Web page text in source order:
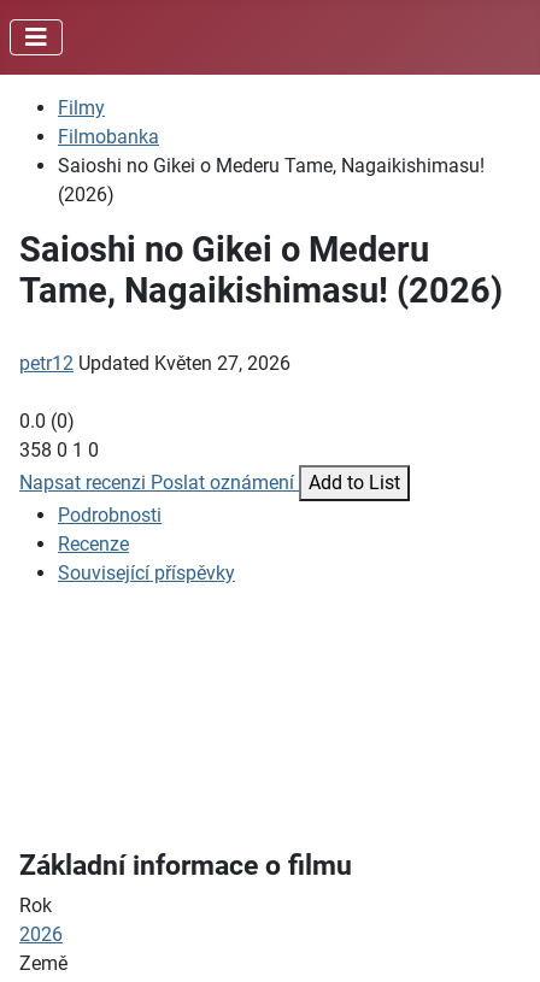
Filmy
Filmobanka
Saioshi no Gikei o Mederu Tame, Nagaikishimasu!
(2026)
Saioshi no Gikei o Mederu
Tame, Nagaikishimasu! (2026)
petr12 Updated Květen 27, 2026
0.0 (0)
358 0 1 0
Napsat recenzi Poslat oznámení
Add to List
Podrobnosti
Recenze
Související příspěvky
Základní informace o filmu
Rok
2026
Země